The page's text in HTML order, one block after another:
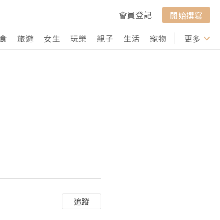
會員登記
開始撰寫
旅遊 女生 玩樂 親子 生活 寵物 行山 打卡
更多
追蹤